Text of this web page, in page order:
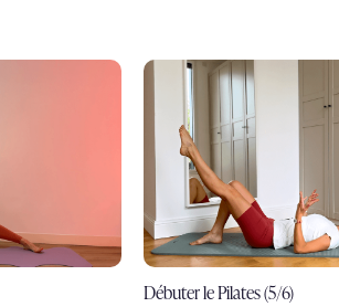
Débuter le Pilates (5/6)